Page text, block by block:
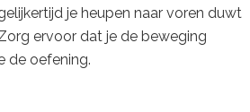
je heupen naar voren duwt
ervoor dat je de beweging
de oefening.